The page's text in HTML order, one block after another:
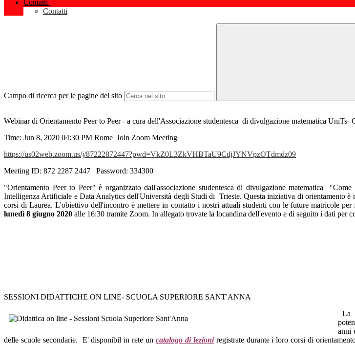
Contatti
Contatti
Campo di ricerca per le pagine del sito
Webinar di Orientamento Peer to Peer - a cura dell'Associazione studentesca di divulgazione matematica
Time: Jun 8, 2020 04:30 PM Rome Join Zoom Meeting
https://us02web.zoom.us/j/87222872447?pwd=VkZ0L3ZkVHBTaU9CdjJYNVpzOTdmdz09
Meeting ID: 872 2287 2447 Password: 334300
"Orientamento Peer to Peer" è organizzato dall'associazione studentesca di divulgazione matematica
Intelligenza Artificiale e Data Analytics dell'Università degli Studi di Trieste. Questa iniziativa di orientamento
corsi di Laurea. L'obiettivo dell'incontro è mettere in contatto i nostri attuali studenti con le future matricole
lunedì 8 giugno 2020 alle 16:30 tramite Zoom. In allegato trovate la locandina dell'evento e di seguito i dati per
SESSIONI DIDATTICHE ON LINE- SCUOLA SUPERIORE SANT'ANNA
La
anni
delle scuole secondarie. E' disponibil in rete un catalogo di lezioni registrate durante i loro corsi di